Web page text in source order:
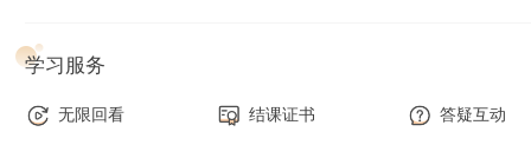
学习服务
无限回看 结课证书 答疑互动